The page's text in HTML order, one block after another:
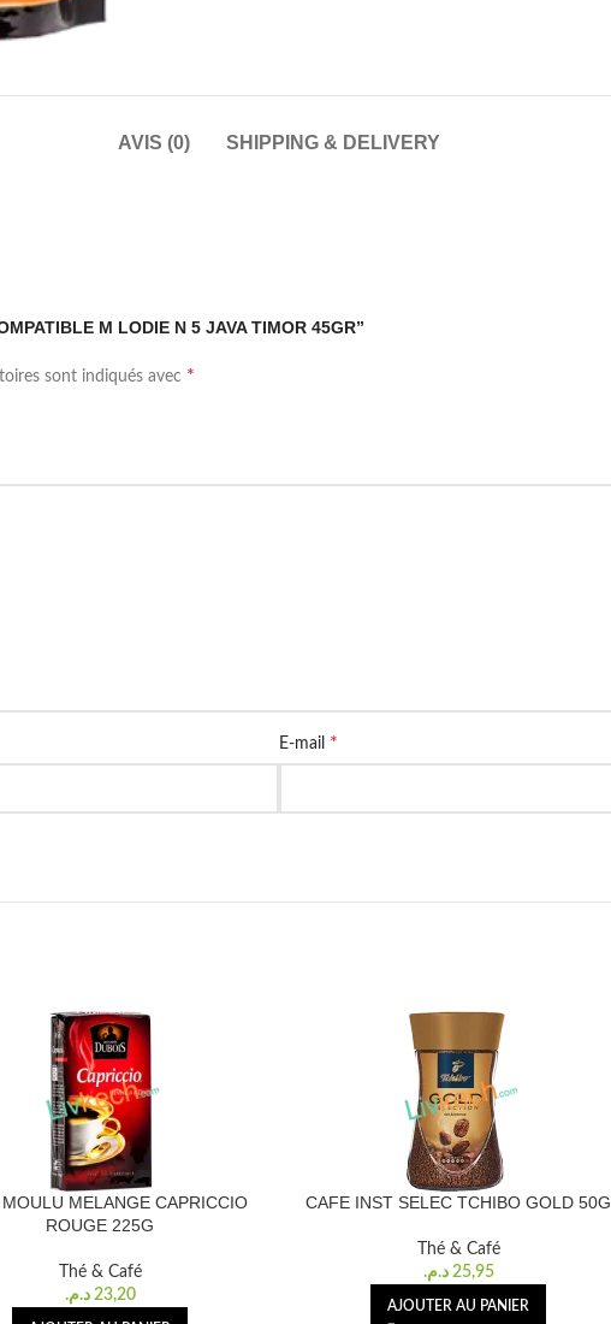
AVIS (0) SHIPPING & DELIVERY
M LODIE N 5 JAVA TIMOR 45GR”
sont indiqués avec *
E-mail *
MELANGE CAPRICCIO
ROUGE 225G
Thé & Café
23,20 د.م.
CAFE INST SELEC TCHIBO GOLD 50G
Thé & Café
25,95 د.م.
AJOUTER AU PANIER